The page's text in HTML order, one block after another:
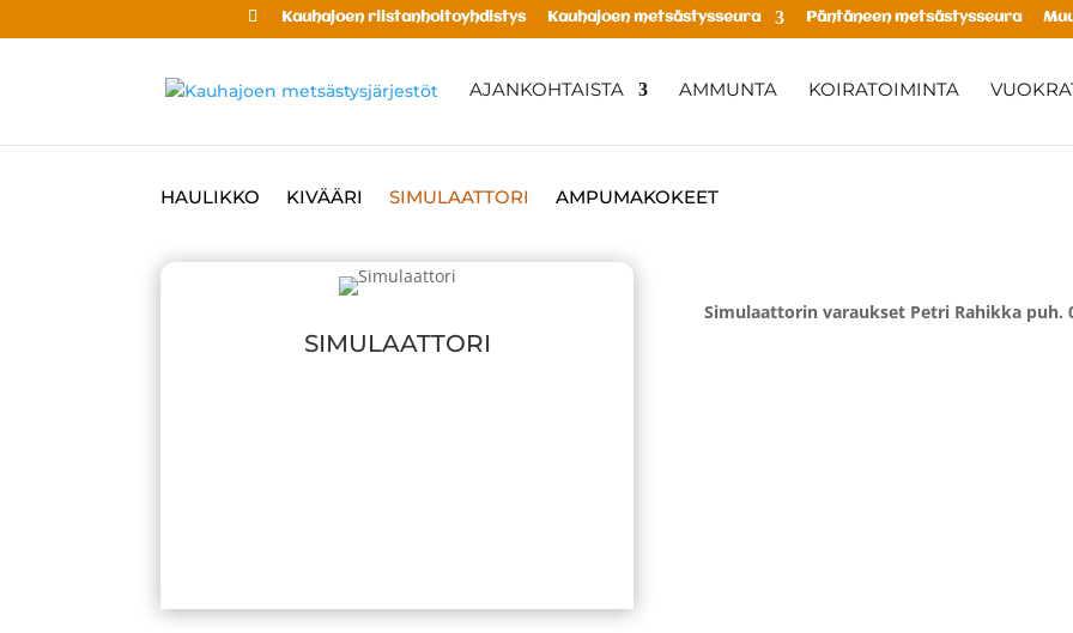
Kauhajoen riistanhoitoyhdistys Kauhajoen metsästysseura Päntäneen metsästysseura
AJANKOHTAISTA AMMUNTA KOIRATOIMINTA
HAULIKKO KIVÄÄRI SIMULAATTORI AMPUMAKOKEET
SIMULAATTORI
Simulaattorin varaukset Petri Rahikka puh.